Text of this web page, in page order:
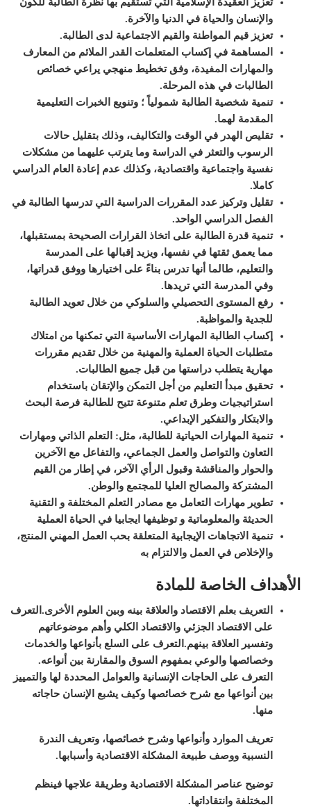
والإنسان والحياة في الدنيا والآخرة.
تعزيز قيم المواطنة والقيم الاجتماعية لدى الطالبة.
المساهمة في إكساب المتعلمات القدر الملائم من المعارف
والمهارات المفيدة، وفق تخطيط منهجي يراعي خصائص
الطالبات في هذه المرحلة.
تنمية شخصية الطالبة شمولياً ؛ وتنويع الخبرات التعليمية
المقدمة لهما.
تقليص الهدر في الوقت والتكاليف، وذلك بتقليل حالات
الرسوب والتعثر في الدراسة وما يترتب عليهما من مشكلات
نفسية واجتماعية واقتصادية، وكذلك عدم إعادة العام الدراسي
كاملا.
تقليل وتركيز عدد المقررات الدراسية التي تدرسها الطالبة في
الفصل الدراسي الواحد.
تنمية قدرة الطالبة على اتخاذ القرارات الصحيحة بمستقبلها،
مما يعمق ثقتها في نفسها، ويزيد إقبالها على المدرسة
والتعليم، طالما أنها تدرس بناءً على اختيارها ووفق قدراتها،
وفي المدرسة التي تريدها.
رفع المستوى التحصيلي والسلوكي من خلال تعويد الطالبة
للجدية والمواظبة.
إكساب الطالبة المهارات الأساسية التي تمكنها من امتلاك
متطلبات الحياة العملية والمهنية من خلال تقديم مقررات
مهارية يتطلب دراستها من قبل جميع الطالبات.
تحقيق مبدأ التعليم من أجل التمكن والإتقان باستخدام
استراتيجيات وطرق تعلم متنوعة تتيح للطالبة فرصة البحث
والابتكار والتفكير الإبداعي.
تنمية المهارات الحياتية للطالبة، مثل: التعلم الذاتي ومهارات
التعاون والتواصل والعمل الجماعي، والتفاعل مع الآخرين
والحوار والمناقشة وقبول الرأي الآخر، في إطار من القيم
المشتركة والمصالح العليا للمجتمع والوطن.
تطوير مهارات التعامل مع مصادر التعلم المختلفة و التقنية
الحديثة والمعلوماتية و توظيفها ايجابيا في الحياة العملية
تنمية الاتجاهات الإيجابية المتعلقة بحب العمل المهني المنتج،
والإخلاص في العمل والالتزام به
الأهداف الخاصة للمادة
التعريف بعلم الاقتصاد والعلاقة بينه وبين العلوم الأخرى. التعرف
على الاقتصاد الجزئي والاقتصاد الكلي وأهم موضوعاتهم
وتفسير العلاقة بينهم. التعرف على السلع بأنواعها والخدمات
وخصائصها والوعي بمفهوم السوق والمقارنة بين أنواعه.
التعرف على الحاجات الإنسانية والعوامل المحددة لها والتمييز
بين أنواعها مع شرح خصائصها وكيف يشبع الإنسان حاجاته
منها.
تعريف الموارد وأنواعها وشرح خصائصها، وتعريف الندرة
النسبية ووصف طبيعة المشكلة الاقتصادية وأسبابها.
توضيح عناصر المشكلة الاقتصادية وطريقة علاجها فينظم
المختلفة وانتقاداتها.